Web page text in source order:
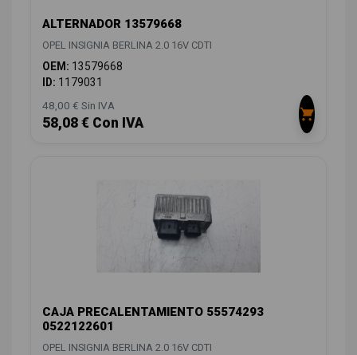
ALTERNADOR 13579668
OPEL INSIGNIA BERLINA 2.0 16V CDTI
OEM: 13579668
ID: 1179031
48,00 € Sin IVA
58,08 € Con IVA
CAJA PRECALENTAMIENTO 55574293
0522122601
OPEL INSIGNIA BERLINA 2.0 16V CDTI